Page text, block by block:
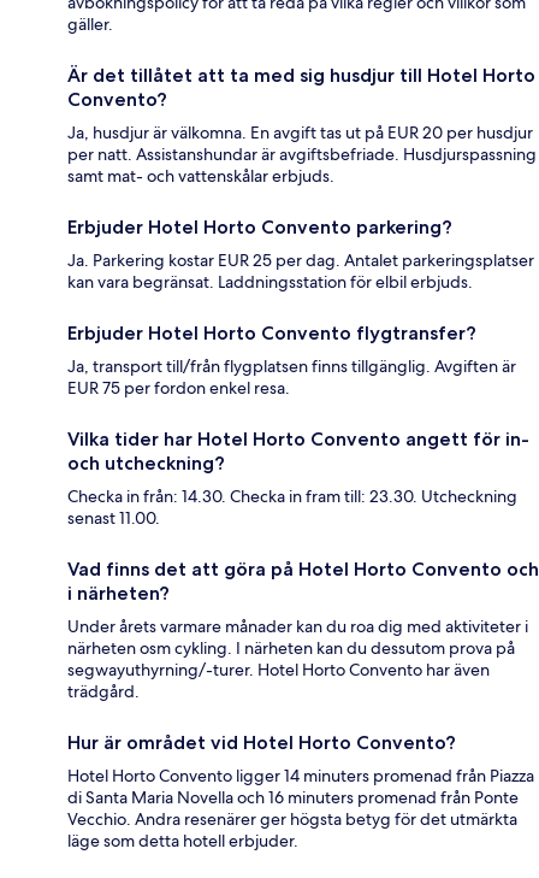
gäller.
Är det tillåtet att ta med sig husdjur till Hotel Horto
Convento?
Ja, husdjur är välkomna. En avgift tas ut på EUR 20 per husdjur
per natt. Assistanshundar är avgiftsbefriade. Husdjurspassning
samt mat- och vattenskålar erbjuds.
Erbjuder Hotel Horto Convento parkering?
Ja. Parkering kostar EUR 25 per dag. Antalet parkeringsplatser
kan vara begränsat. Laddningsstation för elbil erbjuds.
Erbjuder Hotel Horto Convento flygtransfer?
Ja, transport till/från flygplatsen finns tillgänglig. Avgiften är
EUR 75 per fordon enkel resa.
Vilka tider har Hotel Horto Convento angett för in-
och utcheckning?
Checka in från: 14.30. Checka in fram till: 23.30. Utcheckning
senast 11.00.
Vad finns det att göra på Hotel Horto Convento och
i närheten?
Under årets varmare månader kan du roa dig med aktiviteter i
närheten osm cykling. I närheten kan du dessutom prova på
segwayuthyrning/-turer. Hotel Horto Convento har även
trädgård.
Hur är området vid Hotel Horto Convento?
Hotel Horto Convento ligger 14 minuters promenad från Piazza
di Santa Maria Novella och 16 minuters promenad från Ponte
Vecchio. Andra resenärer ger högsta betyg för det utmärkta
läge som detta hotell erbjuder.